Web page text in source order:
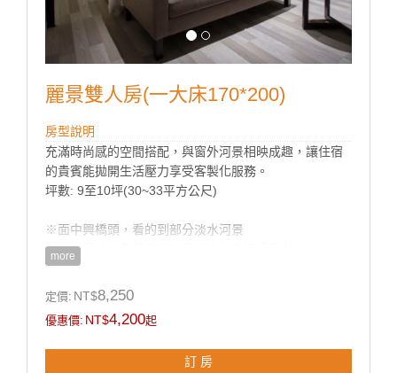
麗景雙人房(一大床170*200)
房型說明
充滿時尚感的空間搭配，與窗外河景相映成趣，讓住宿
的貴賓能拋開生活壓力享受客製化服務。
坪數: 9至10坪(30~33平方公尺)
※面中興橋頭，看的到部分淡水河景
※大床房位於角落邊間；雙床房有乾濕分離淋浴間
房型設施介紹
客房設施:
機、快煮壺、室內拖鞋、瓶裝水、無線WiFi、燙衣設備
more
定價: NT$8,250
優惠價: NT$4,200起
訂 房